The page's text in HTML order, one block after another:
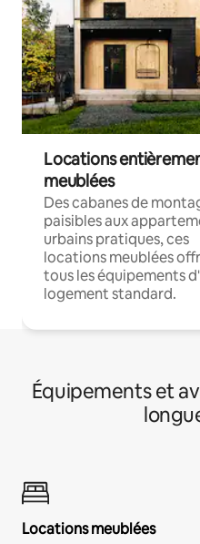
Locations
meublées
Des cabanes de
paisibles aux
urbains pratiques, ces
locations meublées
tous les équipements
logement standard.
Équipements et
Locations meublées